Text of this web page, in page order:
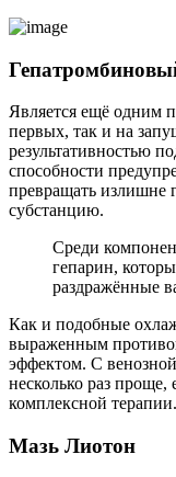
Является ещё одним
первых, так и на
результативностью
способности
превращать излишне
субстанцию.
Среди
гепарин,
раздражённые
Как и подобные
выраженным
эффектом. С венозной
несколько раз проще,
комплексной терапии.
Мазь Лиотон